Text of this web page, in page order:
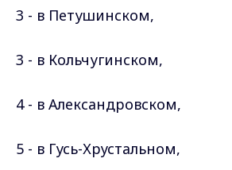
3 - в Петушинском,
3 - в Кольчугинском,
4 - в Александровском,
5 - в Гусь-Хрустальном,